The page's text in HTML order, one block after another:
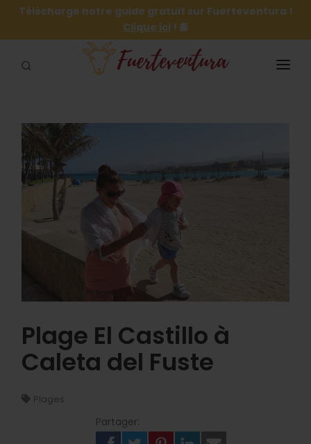
Télécharge notre guide gratuit sur Fuerteventura !
Clique ici ! 📙
INFORMATIONS
VILLES ET VILLAGES
PLAGES
ACTIVITÉS
SE LOGER
Plage El Castillo à
Caleta del Fuste
Plages
Partager: